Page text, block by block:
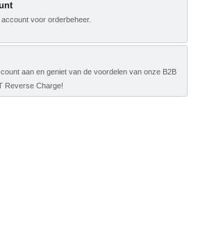
voor orderbeheer.
aan en geniet van de voordelen van onze B2B
Reverse Charge!